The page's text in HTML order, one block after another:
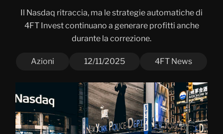
Il Nasdaq ritraccia, ma le strategie automatiche di
4FT Invest continuano a generare profitti anche
durante la correzione.
Azioni 12/11/2025 4FT News